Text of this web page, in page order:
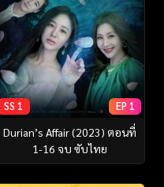
SS 1 EP 1
Durian’s Affair (2023) ตอนที่
1-16 จบ ซับไทย